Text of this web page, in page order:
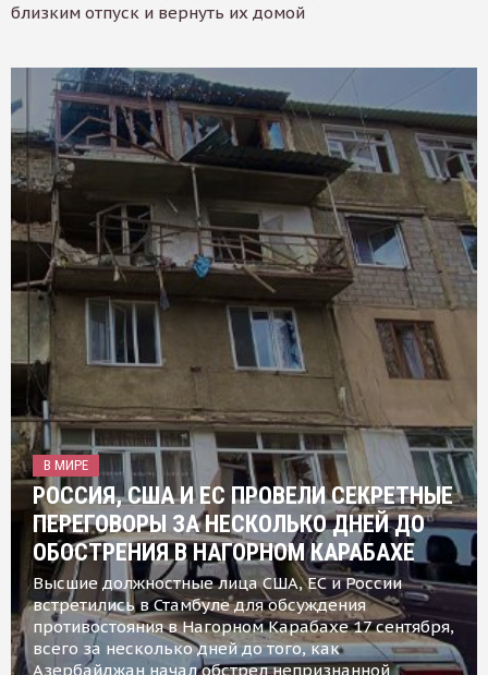
близким отпуск и вернуть их домой
В МИРЕ
РОССИЯ, США И ЕС ПРОВЕЛИ СЕКРЕТНЫЕ
ПЕРЕГОВОРЫ ЗА НЕСКОЛЬКО ДНЕЙ ДО
ОБОСТРЕНИЯ В НАГОРНОМ КАРАБАХЕ
Высшие должностные лица США, ЕС и России
встретились в Стамбуле для обсуждения
противостояния в Нагорном Карабахе 17 сентября,
всего за несколько дней до того, как
Азербайджан начал обстрел непризнанной